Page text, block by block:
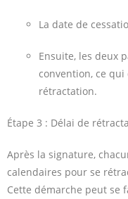
La date de
Ensuite, les deux
convention, ce
rétractation.
Étape 3 : Délai de
Après la signature,
calendaires pour se
Cette démarche peut se